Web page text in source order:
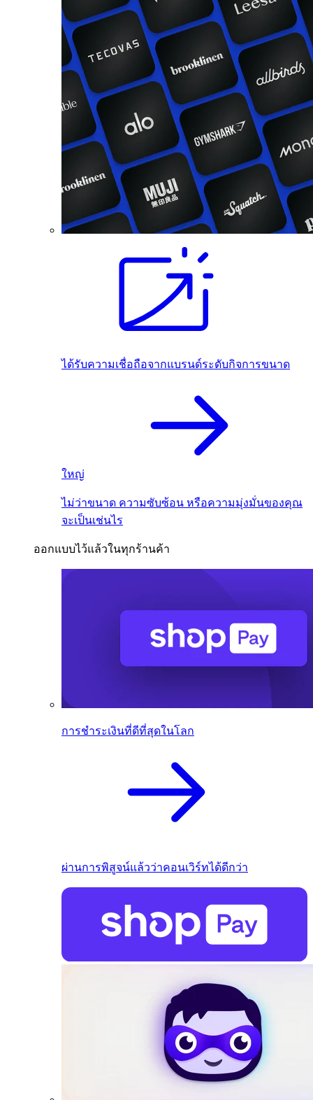
ได้รับความเชื่อถือจากแบรนด์ระดับกิจการขนาด
ใหญ่
ไม่ว่าขนาด ความซับซ้อน หรือความมุ่งมั่นของคุณ
จะเป็นเช่นไร
ออกแบบไว้แล้วในทุกร้านค้า
การชำระเงินที่ดีที่สุดในโลก
ผ่านการพิสูจน์แล้วว่าคอนเวิร์ทได้ดีกว่า